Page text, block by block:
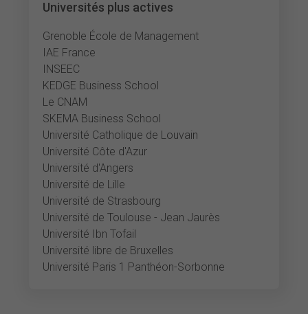
Universités plus actives
Grenoble École de Management
IAE France
INSEEC
KEDGE Business School
Le CNAM
SKEMA Business School
Université Catholique de Louvain
Université Côte d'Azur
Université d'Angers
Université de Lille
Université de Strasbourg
Université de Toulouse - Jean Jaurès
Université Ibn Tofail
Université libre de Bruxelles
Université Paris 1 Panthéon-Sorbonne